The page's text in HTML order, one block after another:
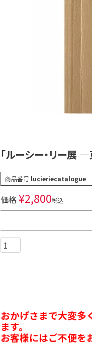
「ルーシー・リー展
商品番号 lucieriecatalogue
価格¥2,800税込
おかげさまで大変多
ます。
お客様にはご不便を